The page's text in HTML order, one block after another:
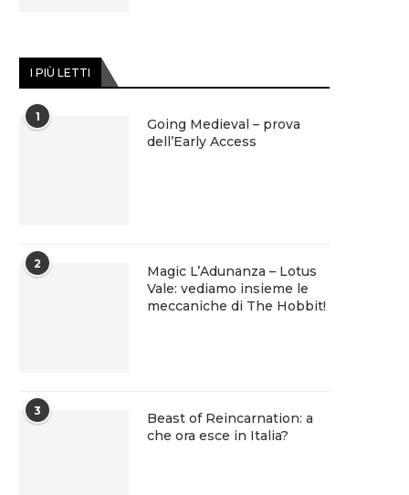
I PIÙ LETTI
1
Going Medieval – prova
dell’Early Access
2
Magic L’Adunanza – Lotus
Vale: vediamo insieme le
meccaniche di The Hobbit!
3
Beast of Reincarnation: a
che ora esce in Italia?